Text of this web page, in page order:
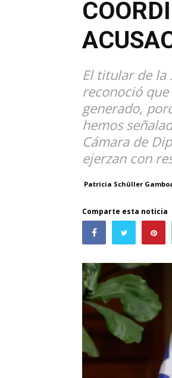
El titular de la
reconoció
generado,
hemos
Cámara de
ejerzan con
Patricia Schüller
Comparte esta noticia